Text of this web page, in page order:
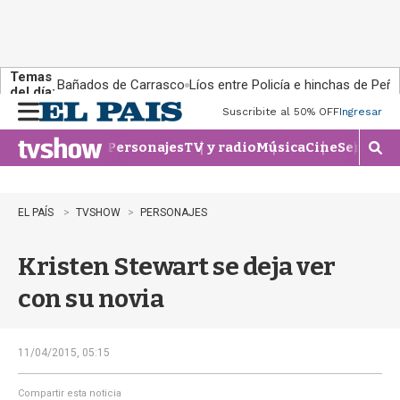
Temas
del día:Bañados de Carrasco Líos entre Policía e hinchas de
n
u
Suscribite al 50% OFFIngresar
PersonajesTV y radioMúsicaCineSeries
M
o
e
EL PAÍS TVSHOW PERSONAJES
Kristen Stewart se deja ver
con su novia
11/04/2015, 05:15
Compartir esta noticia